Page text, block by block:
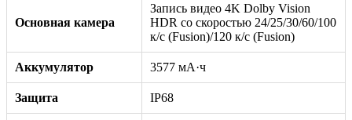
Основная камера
Запись видео 4K Dolby Vision
HDR со скоростью 24/25/30/60/100
к/с (Fusion)/120 к/с (Fusion)
Аккумулятор 3577 мА·ч
Защита IP68